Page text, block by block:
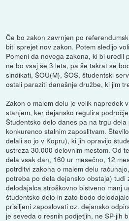
Če bo zakon zavrnjen po
biti sprejet nov zakon. Potem sledijo
Pomeni da novega zakona, ki bi uredil
ne bo vsaj še 3 leta, pa še takrat se
sindikati, ŠOU(M), ŠOS, študentski
ostali paraziti današnje družbe, ki jim
Zakon o malem delu je velik napredek
stanjem, ker dejansko regulira
Študentsko delo danes pa na trgu
konkurenco stalnim zaposlitvam.
delali so jo v Kopru), ki jih opravijo
ustreza 30.000 delovnim mestom. Od
dela vsak dan, 160 ur mesečno, 12
potrditvi zakona o malem delu
potreba po dela dejansko obstaja) tudi
delodajalca stroškovno bistveno manj
študentsko delo in zato bodo
prisiljeni zaposlovati oz. dejansko
je seveda o resnih podjetjih, ne SP-jih